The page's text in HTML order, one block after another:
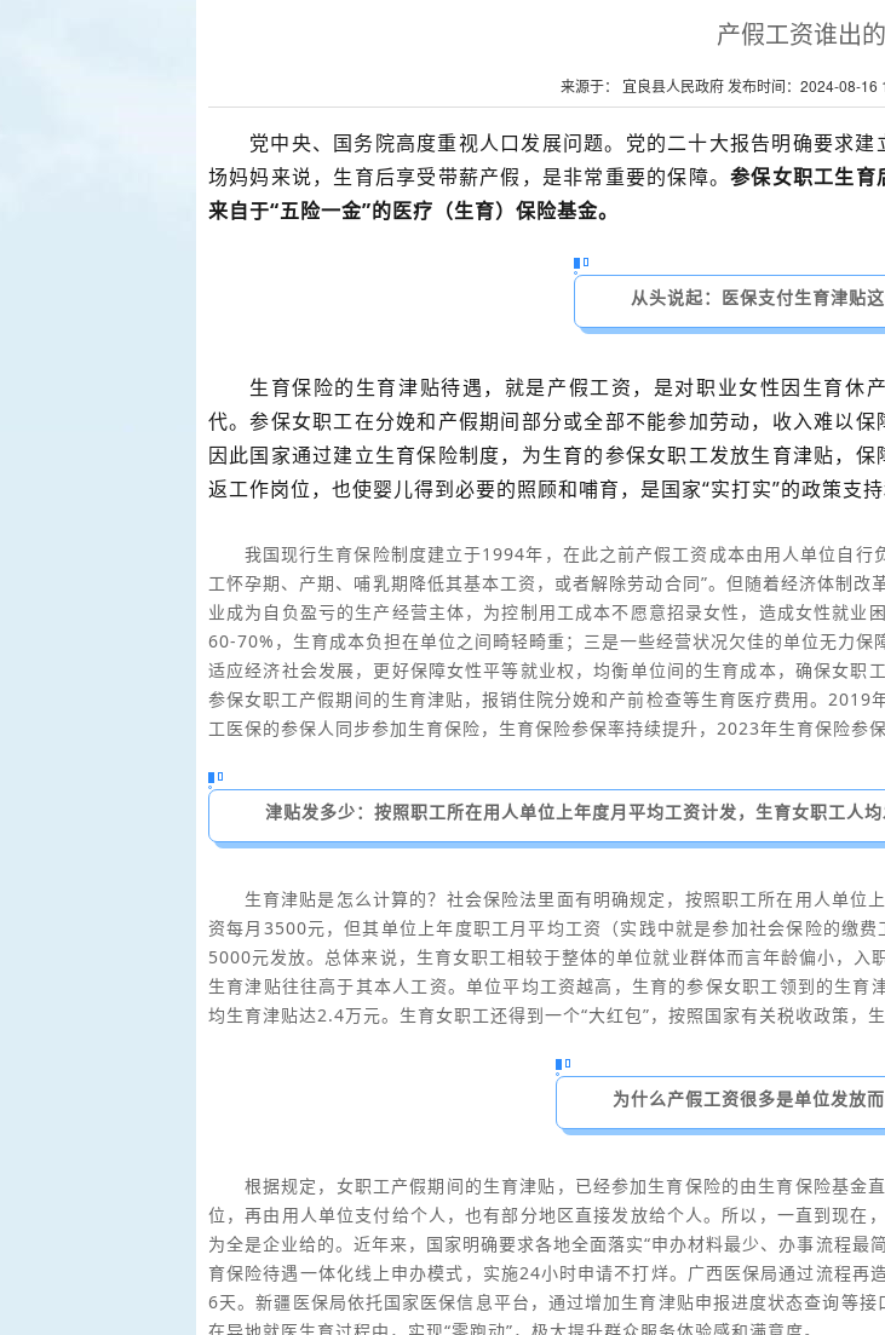
产假工资谁出的
来源于： 宜良县人民政府 发布时间：2024-08-16
党中央、国务院高度重视人口发展问题。党的二十大报告明确要求
场妈妈来说，生育后享受带薪产假，是非常重要的保障。参保女职工生育
来自于“五险一金”的医疗（生育）保险基金。
从头说起：医保支付生育津贴
生育保险的生育津贴待遇，就是产假工资，是对职业女性因生育休
代。参保女职工在分娩和产假期间部分或全部不能参加劳动，收入难以
因此国家通过建立生育保险制度，为生育的参保女职工发放生育津贴，
返工作岗位，也使婴儿得到必要的照顾和哺育，是国家“实打实”的政策支持
我国现行生育保险制度建立于1994年，在此之前产假工资成本由用人单位自
工怀孕期、产期、哺乳期降低其基本工资，或者解除劳动合同”。但随着经济体制
业成为自负盈亏的生产经营主体，为控制用工成本不愿意招录女性，造成女性就业
60-70%，生育成本负担在单位之间畸轻畸重；三是一些经营状况欠佳的单位无力
适应经济社会发展，更好保障女性平等就业权，均衡单位间的生育成本，确保女
参保女职工产假期间的生育津贴，报销住院分娩和产前检查等生育医疗费用。
工医保的参保人同步参加生育保险，生育保险参保率持续提升，2023年生育保险参
津贴发多少：按照职工所在用人单位上年度月平均工资计发，生育女职工人
生育津贴是怎么计算的？社会保险法里面有明确规定，按照职工所在用人单位
资每月3500元，但其单位上年度职工月平均工资（实践中就是参加社会保险的缴
5000元发放。总体来说，生育女职工相较于整体的单位就业群体而言年龄偏小，
生育津贴往往高于其本人工资。单位平均工资越高，生育的参保女职工领到的生
均生育津贴达2.4万元。生育女职工还得到一个“大红包”，按照国家有关税收政策，
为什么产假工资很多是单位发放
根据规定，女职工产假期间的生育津贴，已经参加生育保险的由生育保险基金
位，再由用人单位支付给个人，也有部分地区直接发放给个人。 所以，一直到现在
为全是企业给的。近年来，国家明确要求各地全面落实“申办材料最少、办事流程最
育保险待遇一体化线上申办模式，实施24小时申请不打烊。广西医保局通过流程
6天。新疆医保局依托国家医保信息平台，通过增加生育津贴申报进度状态查询等